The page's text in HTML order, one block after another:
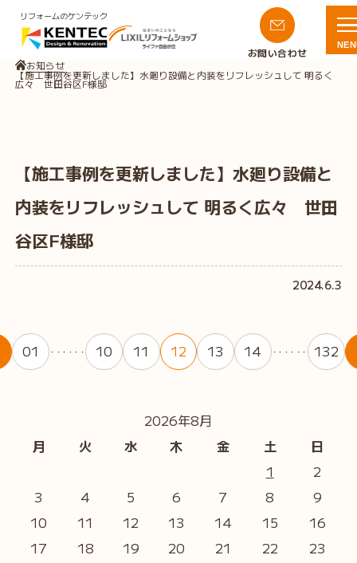
リフォームのケンテック
お問い合わせ
お知らせ
【施工事例を更新しました】水廻り設備と内装をリフレッシュして 明るく
広々 世田谷区F様邸
【施工事例を更新しました】水廻り設備と
内装をリフレッシュして 明るく広々 世田
谷区F様邸
2024.6.3
01 ・・・・・・ 10 11 12 13 14 ・・・・・・ 132
2026年8月
月
火 水 木 金 土 日
1
2
3
4 5 6 7 8
9
10
11 12 13 14 15
16
17
18 19 20 21 22
23